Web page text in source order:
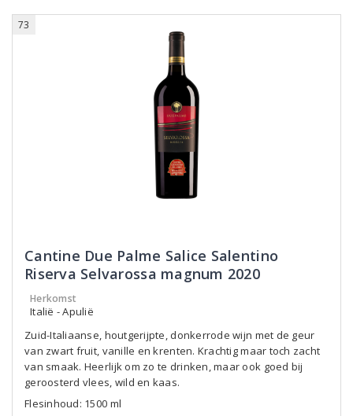
73
Cantine Due Palme Salice Salentino
Riserva Selvarossa magnum 2020
Herkomst
Italië - Apulië
Zuid-Italiaanse, houtgerijpte, donkerrode wijn met de geur
van zwart fruit, vanille en krenten. Krachtig maar toch zacht
van smaak. Heerlijk om zo te drinken, maar ook goed bij
geroosterd vlees, wild en kaas.
Flesinhoud: 1500 ml